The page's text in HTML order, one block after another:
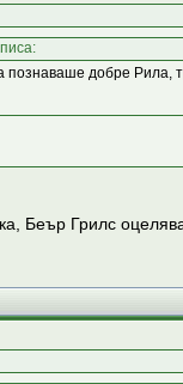
познаваше добре Рила,
Беър Грилс